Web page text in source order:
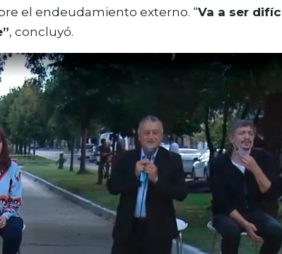
el endeudamiento externo. “Va a ser
, concluyó.